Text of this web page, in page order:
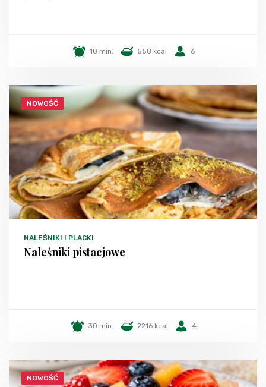
10 min. 558 kcal 6
NOWOŚĆ
NALEŚNIKI I PLACKI
Naleśniki pistacjowe
30 min. 2216 kcal 4
NOWOŚĆ